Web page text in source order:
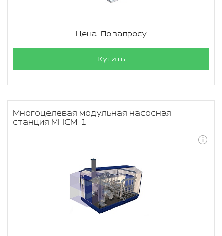
Цена: По запросу
Купить
Многоцелевая модульная насосная
станция МНСМ-1